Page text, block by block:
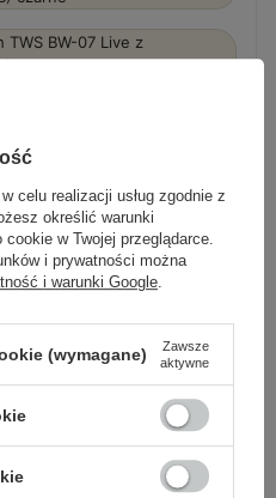
chwil
- łączą się
celu realizacji usług zgodnie z
określić warunki
w Twojej przeglądarce.
i prywatności można
i warunki Google
(wymagane)
Zawsze
aktywne